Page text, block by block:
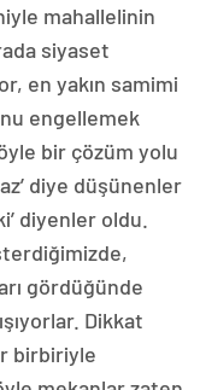
mahallelinin
siyaset
en yakın samimi
engellemek
bir çözüm yolu
diye düşünenler
diyenler oldu.
gördüğünde
Dikkat
birbiriyle